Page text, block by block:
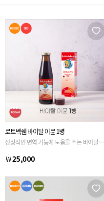
로트벡쉔 바이탈 이뮨 1병
정상적인 면역 기능에 도움을 주는 바이탈 이
￦25,000